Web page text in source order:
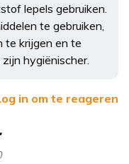
lepels gebruiken.
te gebruiken,
te krijgen en te
hygiënischer.
in om te reageren